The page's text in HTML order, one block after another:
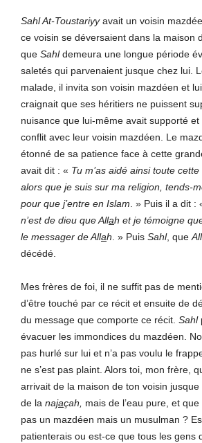
Sahl At-Toustariyyavait un voisin
ce voisin se déversaient dans la maison
que Sahldemeura une longue période
saletés qui parvenaient jusque chez lui.
malade, il invita son voisin mazdéen et
craignait que ses héritiers ne puissent
nuisance que lui-même avait supporté et
conflit avec leur voisin mazdéen. Le
étonné de sa patience face à cette
avait dit : « Tu m’as aidé ainsi toute
alors que je suis sur ma religion, tends-
pour que j’entre en Islam . » Puis il a dit :
n’est de dieu que Allah et je témoigne
le messager de Allah . » Puis Sahl, que All
décédé.
Mes frères de foi, il ne suffit pas de
d’être touché par ce récit et ensuite de
du message que comporte ce récit. Sahl
évacuer les immondices du mazdéen.
pas hurlé sur lui et n’a pas voulu le
ne s’est pas plaint. Alors toi, mon frère,
arrivait de la maison de ton voisin
de la najaçah,
mais de l’eau pure, et que
pas un mazdéen mais un musulman ?
patienterais ou est-ce que tous les gens